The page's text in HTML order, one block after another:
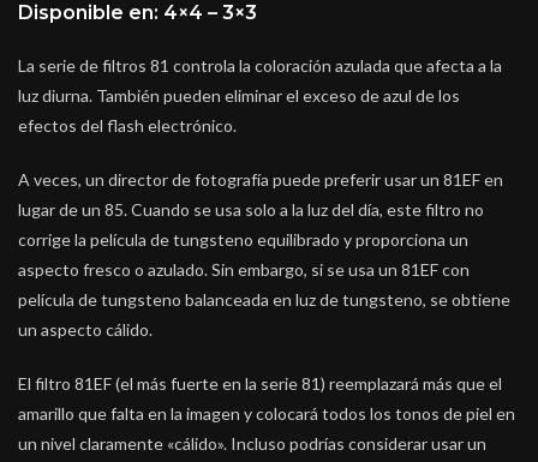
Disponible en: 4×4 – 3×3
La serie de filtros 81 controla la coloración azulada que afecta a la
luz diurna. También pueden eliminar el exceso de azul de los
efectos del flash electrónico.
A veces, un director de fotografía puede preferir usar un 81EF en
lugar de un 85. Cuando se usa solo a la luz del día, este filtro no
corrige la película de tungsteno equilibrado y proporciona un
aspecto fresco o azulado. Sin embargo, si se usa un 81EF con
película de tungsteno balanceada en luz de tungsteno, se obtiene
un aspecto cálido.
El filtro 81EF (el más fuerte en la serie 81) reemplazará más que el
amarillo que falta en la imagen y colocará todos los tonos de piel en
un nivel claramente «cálido». Incluso podrías considerar usar un